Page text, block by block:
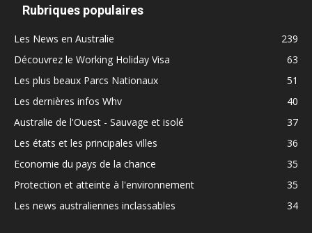
Rubriques populaires
Les News en Australie
239
Découvrez le Working Holiday Visa
63
Les plus beaux Parcs Nationaux
51
Les dernières infos Whv
40
Australie de l'Ouest - Sauvage et isolé
37
Les états et les principales villes
36
Economie du pays de la chance
35
Protection et atteinte à l'environnement
35
Les news australiennes inclassables
34